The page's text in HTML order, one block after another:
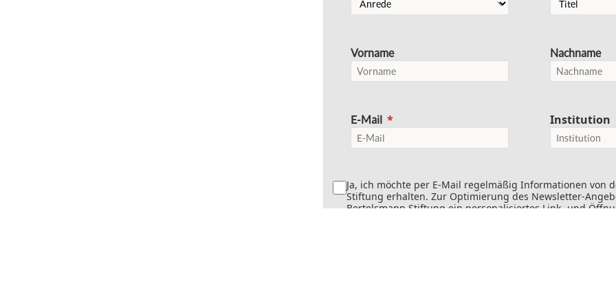
Vorname
E-Mail
Nachname
Institution
Ja, ich möchte per E-Mail regelmäßig Informationen von
Stiftung erhalten. Zur Optimierung des Newsletter-
Bertelsmann Stiftung ein personalisiertes Link- und